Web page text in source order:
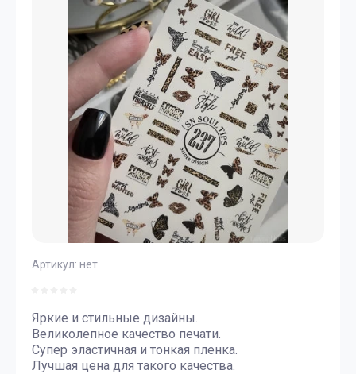
Артикул: нет
Яркие и стильные дизайны.
Великолепное качество печати.
Супер эластичная и тонкая пленка.
Лучшая цена для такого качества.